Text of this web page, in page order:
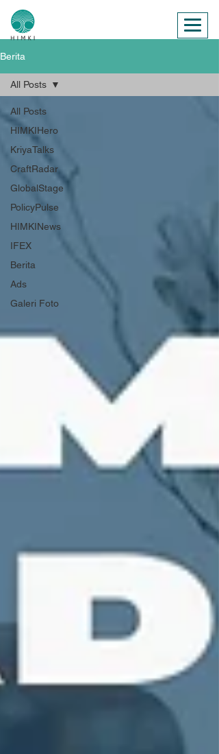
Berita
All Posts
HIMKIHero
KriyaTalks
CraftRadar
GlobalStage
PolicyPulse
HIMKINews
IFEX
Berita
Ads
Galeri Foto
All Posts